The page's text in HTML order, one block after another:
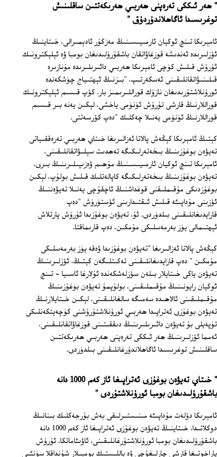
" ھەر ئىككى تەرەپنى ھەربىي ھەرىكەتتىن ساقلىنىش
توغرىسىدا ئاگاھلاندۇردۇق "
ئامېرىكا تىنچ ئوكيان ئارمىيىسىنىڭ مەزكۇر ئادېمىرالى، خىتاينىڭ
ئۆزلىرىدە ئەندىشە قوزغاۋاتقان باشقۇرۇلىدىغان بومبا ۋە ئېلېكترونىك
ئۇرۇش قىلىش كۈچى ئامېرىكا ھەربىي دائىرىلىرىدە مۇنازىرە
قىلىنىۋاتقانلىقىنى ئەسكەرتىپ، "بىزنىڭ ئېھتىياج چۈشكەندە
ئورۇنلاشتۇرىدىغان نازۇك قوراللىرىمىز بار. كۆپ قىسىم ئېلېكترونىك
قوراللارنىڭ قارشى تۇرۇش ئۈنۈمى ياخشى، لېكىن يەنە بىر قىسىم
قوراللارنىڭ ئۈنۈمى يەنىلا چەكلىك "دەپ كۆرسەتتى.
كېتىڭ ئامېرىكا كېڭەش پالاتا ئەزالىرىغا خىتاي ھەربىي تەرەققىياتى
تەيۋەن بوغۇزىنىڭ بىخەتەرلىكىگە تەھدىت سېلىۋاتقانلىقىنى،
ئامېرىكا تىنچ ئوكيان ئارمىيىسىنىڭ مۇھىم ۋەزىپىلىرىنىڭ بىرى،
تەيۋەن بوغۇزىنىڭ بىخەتەرلىكىگە كاپالەتلىك قىلىش بولۇپ، لېكىن
بوغۇزدىكى مۇقىملىقنى قوغداشنىڭ ئاچقۇچى يەنىلا تەيۋەننىڭ
ئۆزىنى مۇداپىئە قىلىش ئىقتىدارىنى ئۆستۈرۈش "دەپ
قارايدىغانلىقىنى بىلدۈردى. ئۇ، تەيۋەن بوغۇزىدا ئۇرۇش پارتلاش
ئېھتىمالى يۈز بەرمەسلىكى مۇمكىن، دەپ قارىماقتا.
كېڭەش پالاتا ئەزالىرىغا "تەيۋەن بوغۇزىدا ۋەقە يۈز بەرمەسلىكى
مۇمكىن " دەپ قارايدىغانلىقىنى تەكىتلىگەن كېتىڭ، ئۆزلىرىنىڭ
تەيۋەن ياكى خىتايلار بىلەن سۆزلەشكەندە ئۇلارغا ئاسىيا - تىنچ
ئوكيان رايونىنىڭ مۇقىملىقىنى، بولۇپمۇ تەيۋەن بوغۇزىنىڭ
مۇقىملىقىنى ئالاھىدە سەمىگە سالغانلىقىنى، لېكىن خىتايلارنىڭ
تەيۋەن بوغۇزى ئەتراپىدا ھەربىي ئورۇنلاشتۇرۇشنى كۈچەيتكەنلىكى
تۈپەيلى بۇ تەيۋەن دائىرىلىرىنىڭ دىققىتىنى قوزغاۋاتقانلىقىنى،
ئەمما ئۆزلىرىنىڭ ھەر ئىككى تەرەپنى ھەربىي ھەرىكەتتىن
ساقلىنىش توغرىسىدا ئاگاھلاندۇرغانلىقىنى بىلدۈردى.
" خىتاي تەيۋەن بوغۇزى ئەتراپىغا ئاز كەم 1000 دانە
باشقۇرۇلىدىغان بومبا ئورۇنلاشتۇردى "
ئامېرىكا دۆلەت مۇداپىئە مىنىستىرلىقى بەش بۇرجەكلىك بىنانىڭ
دوكلاتىدا، خىتاينىڭ تەيۋەن بوغۇزى ئەتراپىغا ئاز كەم 1000 دانە
باشقۇرۇلىدىغان بومبا ئورۇنلاشتۇرغانلىقىنى، ئاۋىئاماتكا، ئۇرۇش
پاراخوتىغا قارشى چارلىغۇچى ۋە باللىستىك بومبىلار شۇنداقلا سۈنئىي